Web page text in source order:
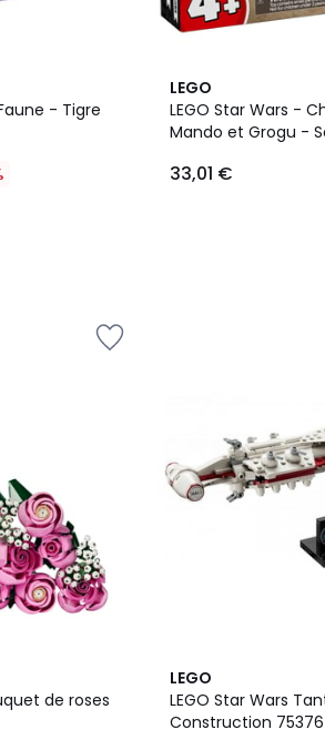
- Tigre
LEGO
LEGO Star Wars -
Mando et Grogu -
33,01 €
de roses
LEGO
LEGO Star Wars
Construction
4,7
/ 5